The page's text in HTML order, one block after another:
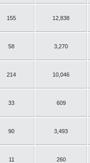
155 12,838
58 3,270
214 10,046
33 609
90 3,493
11 260